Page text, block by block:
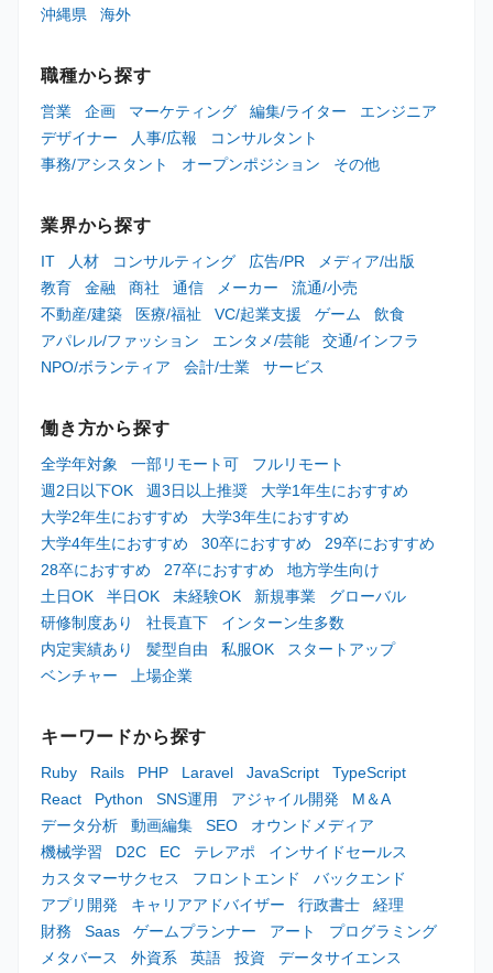
沖縄県
海外
職種から探す
営業 企画 マーケティング 編集/ライター
エンジニア
デザイナー
人事/広報
コンサルタント
事務/アシスタント
オープンポジション その他
業界から探す
IT 人材 コンサルティング 広告/PR
メディア/出版
教育
金融 商社 通信 メーカー
流通/小売
不動産/建築
医療/福祉 VC/起業支援 ゲーム
飲食
アパレル/ファッション
エンタメ/芸能
交通/インフラ
NPO/ボランティア
会計/士業 サービス
働き方から探す
全学年対象 一部リモート可
フルリモート
週2日以下OK
週3日以上推奨
大学1年生におすすめ
大学2年生におすすめ
大学3年生におすすめ
大学4年生におすすめ
30卒におすすめ
29卒におすすめ
28卒におすすめ
27卒におすすめ
地方学生向け
土日OK
半日OK 未経験OK 新規事業
グローバル
研修制度あり
社長直下
インターン生多数
内定実績あり
髪型自由 私服OK
スタートアップ
ベンチャー
上場企業
キーワードから探す
Ruby Rails PHP Laravel JavaScript
TypeScript
React
Python SNS運用 アジャイル開発
M＆A
データ分析
動画編集 SEO
オウンドメディア
機械学習
D2C EC テレアポ
インサイドセールス
カスタマーサクセス
フロントエンド
バックエンド
アプリ開発
キャリアアドバイザー 行政書士
経理
財務
Saas ゲームプランナー アート
プログラミング
メタバース
外資系 英語 投資
データサイエンス